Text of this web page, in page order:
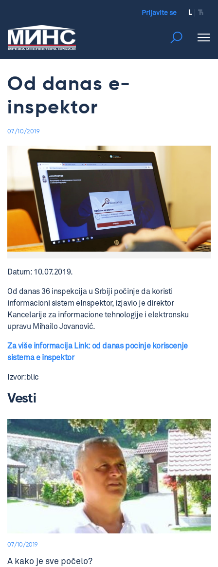
Prijavite se L Ћ
Od danas e-
inspektor
07/10/2019
Datum: 10.07.2019.
Od danas 36 inspekcija u Srbiji počinje da koristi
informacioni sistem eInspektor, izjavio je direktor
Kancelarije za informacione tehnologije i elektronsku
upravu Mihailo Jovanović.
Za više informacija Link: od danas pocinje koriscenje
sistema e inspektor
Izvor:blic
Vesti
07/10/2019
A kako je sve počelo?